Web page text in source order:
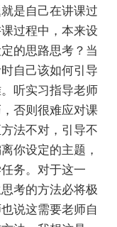
是自己在讲课过
过程中，本来设
的思路思考？当
自己该如何引导
听实习指导老师
否则很难应对课
法不对，引导不
你设定的主题，
务。对于这一
考的方法必将极
说这需要老师自